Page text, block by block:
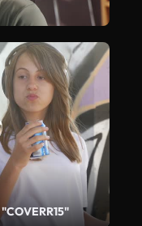
"COVERR15"